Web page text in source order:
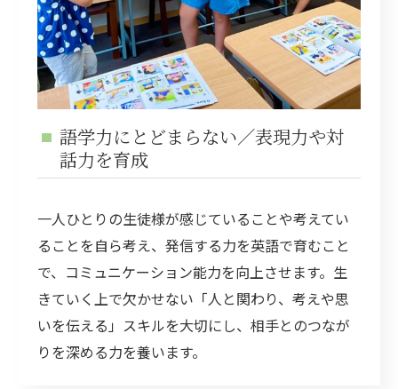
語学力にとどまらない／表現力や対
話力を育成
一人ひとりの生徒様が感じていることや考えてい
ることを自ら考え、発信する力を英語で育むこと
で、コミュニケーション能力を向上させます。生
きていく上で欠かせない「人と関わり、考えや思
いを伝える」スキルを大切にし、相手とのつなが
りを深める力を養います。